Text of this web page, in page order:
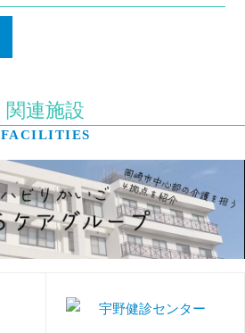
関連施設
FACILITIES